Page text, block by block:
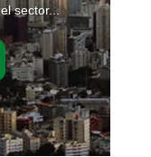
sector...